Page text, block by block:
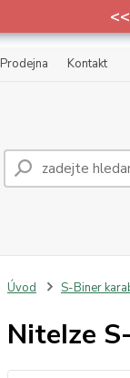
Prodejna Kontakt
Úvod S-Biner
NiteIze